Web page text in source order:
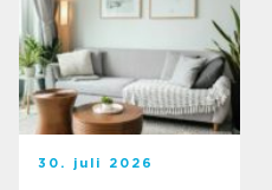
30. juli 2026